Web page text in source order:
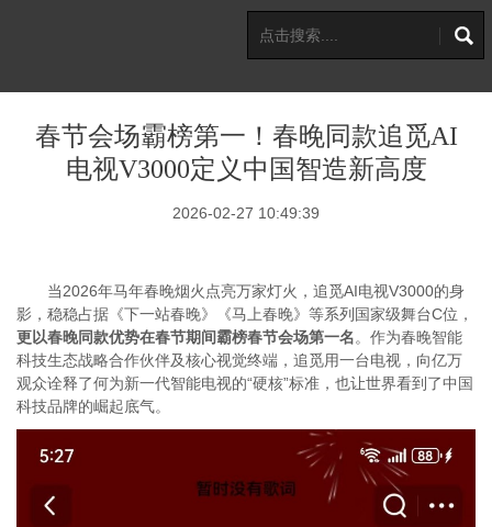
春节会场霸榜第一！春晚同款追觅AI
电视V3000定义中国智造新高度
2026-02-27 10:49:39
当2026年马年春晚烟火点亮万家灯火，追觅AI电视V3000的身
影，稳稳占据《下一站春晚》《马上春晚》等系列国家级舞台C位，
更以春晚同款优势在春节期间霸榜春节会场第一名。作为春晚智能
科技生态战略合作伙伴及核心视觉终端，追觅用一台电视，向亿万
观众诠释了何为新一代智能电视的“硬核”标准，也让世界看到了中国
科技品牌的崛起底气。